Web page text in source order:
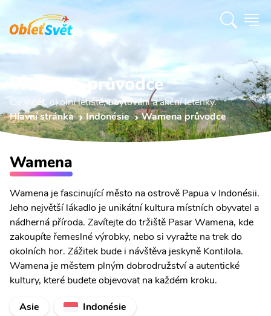
Wamena průvodce
Co vidět, okolní letiště, ubytování a akční letenky.
Hlavní stránka
Indonésie Wamena průvodce
Wamena
Wamena je fascinující město na ostrově Papua v Indonésii.
Jeho největší lákadlo je unikátní kultura místních obyvatel a
nádherná příroda. Zavítejte do tržiště Pasar Wamena, kde
zakoupíte řemeslné výrobky, nebo si vyražte na trek do
okolních hor. Zážitek bude i návštěva jeskyně Kontilola.
Wamena je městem plným dobrodružství a autentické
kultury, které budete objevovat na každém kroku.
Asie
Indonésie